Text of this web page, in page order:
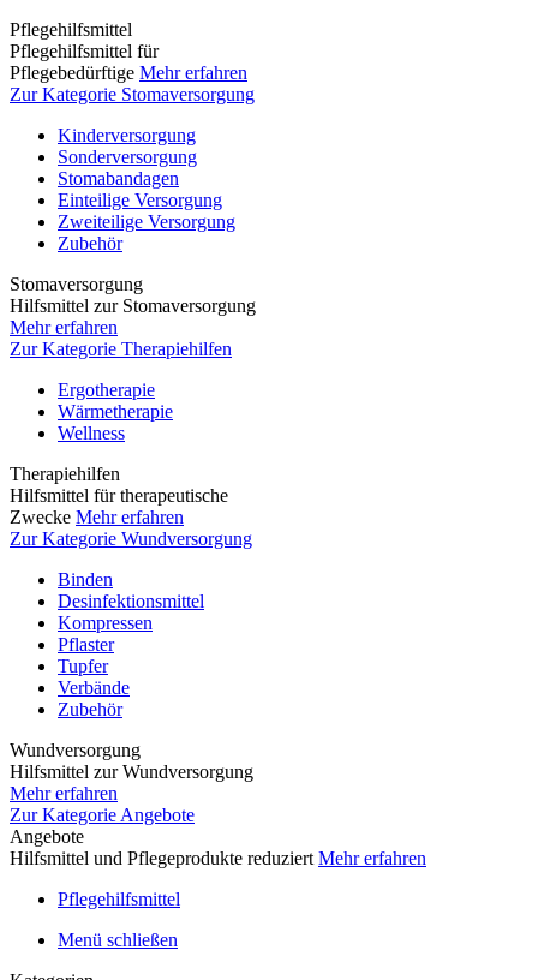
Pflegehilfsmittel
Pflegehilfsmittel für
Pflegebedürftige Mehr erfahren
Zur Kategorie Stomaversorgung
Kinderversorgung
Sonderversorgung
Stomabandagen
Einteilige Versorgung
Zweiteilige Versorgung
Zubehör
Stomaversorgung
Hilfsmittel zur Stomaversorgung
Mehr erfahren
Zur Kategorie Therapiehilfen
Ergotherapie
Wärmetherapie
Wellness
Therapiehilfen
Hilfsmittel für therapeutische
Zwecke Mehr erfahren
Zur Kategorie Wundversorgung
Binden
Desinfektionsmittel
Kompressen
Pflaster
Tupfer
Verbände
Zubehör
Wundversorgung
Hilfsmittel zur Wundversorgung
Mehr erfahren
Zur Kategorie Angebote
Angebote
Hilfsmittel und Pflegeprodukte reduziert Mehr erfahren
Pflegehilfsmittel
Menü schließen